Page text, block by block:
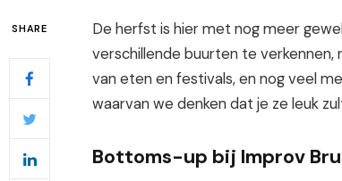
SHARE
De herfst is hier met nog meer
verschillende buurten te
van eten en festivals, en nog veel
waarvan we denken dat je ze leuk
Bottoms-up bij Improv